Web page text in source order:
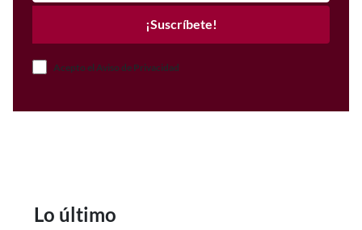
¡Suscríbete!
Acepto el Aviso de Privacidad
Lo último